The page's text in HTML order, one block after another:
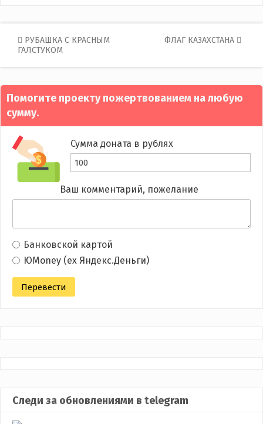
Post
РУБАШКА С КРАСНЫМ
ГАЛСТУКОМ
ФЛАГ КАЗАХСТАНА
Помогите проекту пожертвованием на любую
сумму.
Сумма доната в рублях
Ваш комментарий, пожелание
Банковской картой
ЮMoney (ex Яндекс.Деньги)
Следи за обновлениями в telegram